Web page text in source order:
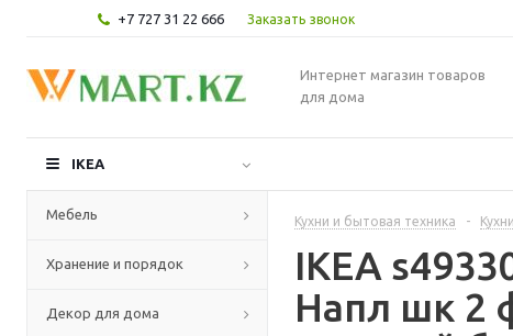
+7 727 31 22 666 Заказать звонок
Интернет магазин товаров
для дома
IKEA
Мебель
Хранение и порядок
Декор для дома
Кухни и бытовая техника - Кухни
IKEA
Напл шк 2